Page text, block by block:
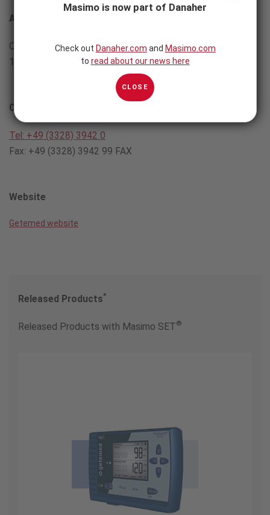
Address
Oderstrasse 77
14513 Teltow, Germany
Contact
Tel: +49 (3328) 3942 0
Fax: +49 (3328) 3942 99 FAX
Website
Getemed website
Released Products*
Released Products with Masimo SET®
Masimo is now part of Danaher
Check out Danaher.com and Masimo.com
to read about our news here
CLOSE